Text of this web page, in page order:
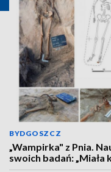
BYDGOSZCZ
„Wampirka" z Pnia.
swoich badań: „Miała